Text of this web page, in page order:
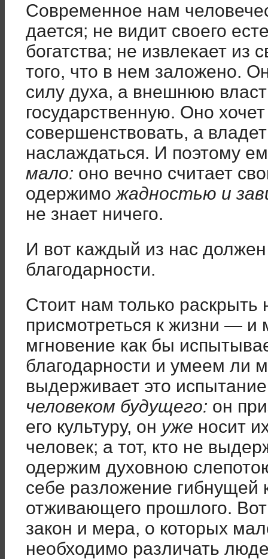
Современное нам
дается; не видит своего
богатства; не извлекает из
того, что в нем заложено.
силу духа, а внешнюю
государственную. Оно
совершенствовать, а
наслаждаться. И поэтому
мало: оно вечно считает
одержимо жадностью и
не знает ничего.
И вот каждый из нас
благодарности.
Стоит нам только раскрыть
присмотреться к жизни —
мгновение как бы
благодарности и умеем ли
выдерживает это
человеком будущего: он
его культуру, он уже носит
человек; а тот, кто не
одержим духовною
себе разложение гибнущей
отживающего прошлого.
закон и мера, о которых
необходимо различать